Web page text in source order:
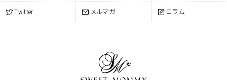
Twitter メルマガ コラム